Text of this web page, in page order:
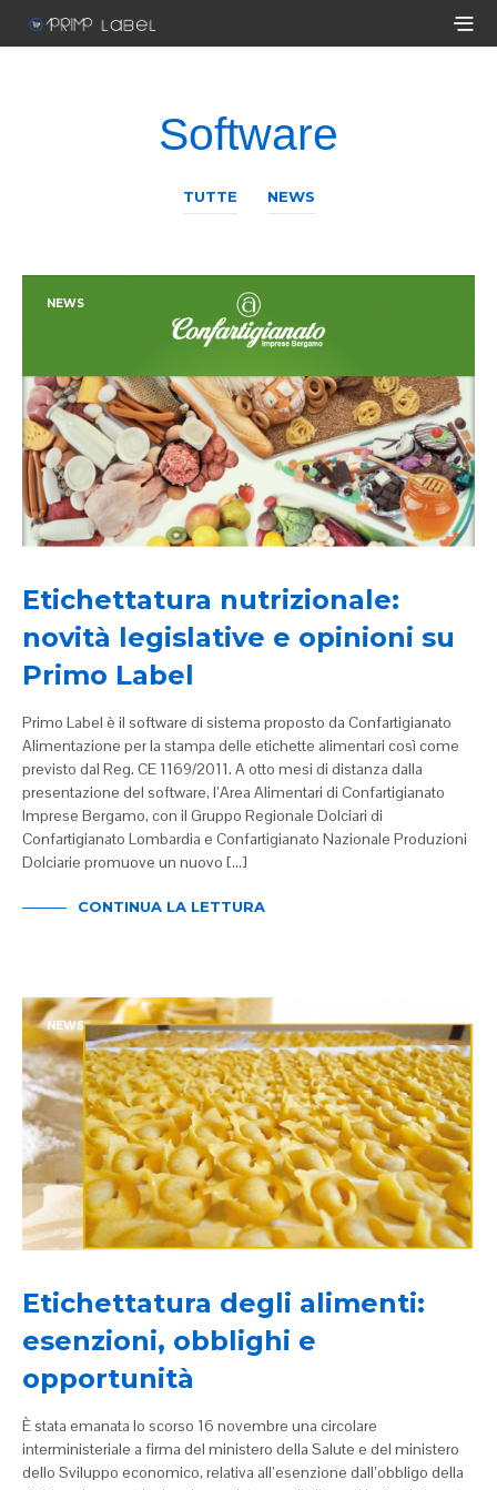
Software
TUTTE NEWS
NEWS
Etichettatura nutrizionale:
novità legislative e opinioni su
Primo Label
Primo Label è il software di sistema proposto da Confartigianato
Alimentazione per la stampa delle etichette alimentari così come
previsto dal Reg. CE 1169/2011. A otto mesi di distanza dalla
presentazione del software, l’Area Alimentari di Confartigianato
Imprese Bergamo, con il Gruppo Regionale Dolciari di
Confartigianato Lombardia e Confartigianato Nazionale Produzioni
Dolciarie promuove un nuovo […]
CONTINUA LA LETTURA
NEWS
Etichettatura degli alimenti:
esenzioni, obblighi e
opportunità
È stata emanata lo scorso 16 novembre una circolare
interministeriale a firma del ministero della Salute e del ministero
dello Sviluppo economico, relativa all’esenzione dall’obbligo della